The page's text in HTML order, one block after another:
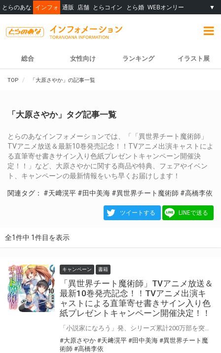
とらのあな インフォ 通販 店舗 とらコイン とら婚 WEBオンリー ▼
総合 女性向け ランキング イラスト展
TOP 「大原さやか」の記事一覧
「大原さやか」タグ記事一覧
とらのあなインフォメーションでは、「「異世界チート魔術師」
TVアニメ放送＆最新10巻発売記念！！TVアニメ出演キャストによ
る直筆寄せ書きサイン入り色紙プレゼントキャンペーン開催決
定！！」など、大原さやかに関する商品や特典、フェアやイベン
ト、キャンペーンの最新情報をいち早くお届けします！
関連タグ： #天﨑滉平 #田中美海 #異世界チート魔術師 #高橋李依
ツイートする LINEで送る
全1件中 1件目を表示
キャンペーン 書籍
「異世界チート魔術師」TVアニメ放送＆
最新10巻発売記念！！TVアニメ出演キ
ャストによる直筆寄せ書きサイン入り色
紙プレゼントキャンペーン開催決定！！
#大原さやか #天﨑滉平 #田中美海 #異世界チート魔
術師 #高橋李依